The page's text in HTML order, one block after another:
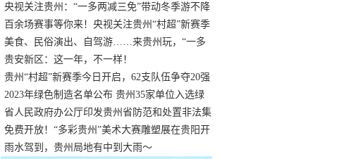
错过
央视关注贵州：“一多两减三免”带动冬季游不降
温
百余场赛事等你来！央视关注贵州“村超”新赛季
正式“打响”
美食、民俗演出、自驾游……来贵州玩，“一多
两减三免”！
贵安新区：这一年，不一样！
贵州“村超”新赛季今日开启，62支队伍争夺20强
名额
2023年绿色制造名单公布 贵州35家单位入选绿
色工厂
省人民政府办公厅印发贵州省防范和处置非法集
资工作实施细则
免费开放！“多彩贵州”美术大赛雕塑展在贵阳开
展，持续至1月19日
雨水驾到，贵州局地有中到大雨～